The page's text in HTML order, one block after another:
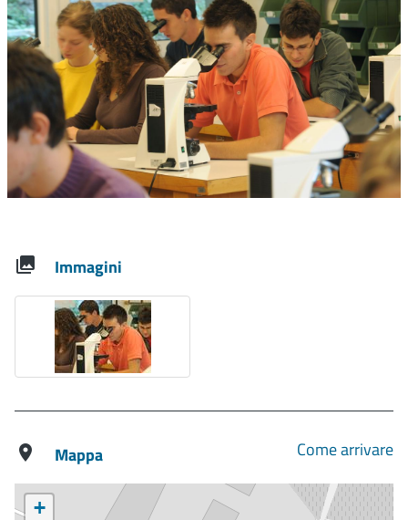
Immagini
Mappa Come arrivare
+